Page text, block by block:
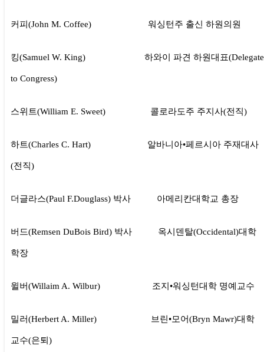
커피(John M. Coffee) 워싱턴주 출신 하원의원
킹(Samuel W. King) 하와이 파견 하원대표(Delegate
to Congress)
스위트(William E. Sweet) 콜로라도주 주지사(전직)
하트(Charles C. Hart) 알바니아•페르시아 주재대사
(전직)
더글라스(Paul F.Douglass) 박사 아메리칸대학교 총장
버드(Remsen DuBois Bird) 박사 옥시덴탈(Occidental)대학
학장
윌버(Willaim A. Wilbur) 조지•워싱턴대학 명예교수
밀러(Herbert A. Miller) 브린•모어(Bryn Mawr)대학
교수(은퇴)